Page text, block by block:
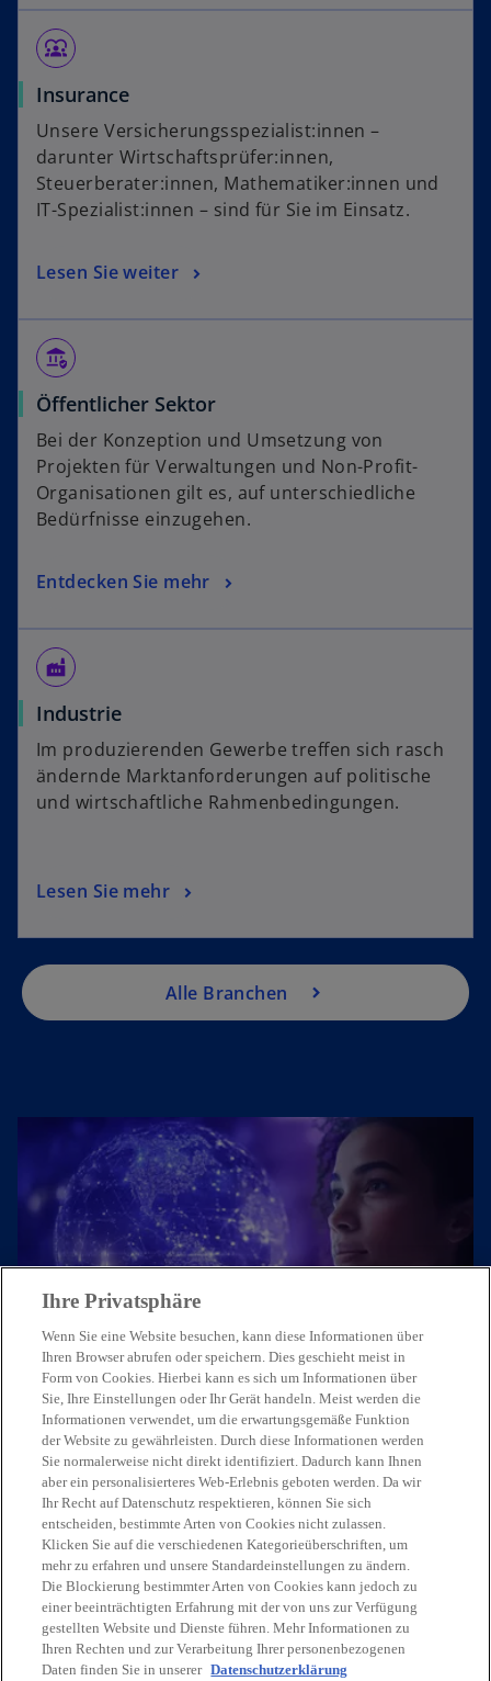
e
diversity_1
Insurance
Unsere Versicherungsspezialist:innen –
darunter Wirtschaftsprüfer:innen,
Steuerberater:innen, Mathematiker:innen und
IT-Spezialist:innen – sind für Sie im Einsatz.
Lesen Sie weiter
assured_workload
Öffentlicher Sektor
Bei der Konzeption und Umsetzung von
Projekten für Verwaltungen und Non-Profit-
Organisationen gilt es, auf unterschiedliche
Bedürfnisse einzugehen.
Entdecken Sie mehr
factory
Industrie
Im produzierenden Gewerbe treffen sich rasch
ändernde Marktanforderungen auf politische
und wirtschaftliche Rahmenbedingungen.
Lesen Sie mehr
Alle Branchen
Treten Sie mit uns in Kontakt
Unsere Expert:innen freuen sich,
von Ihnen zu hören.
Kontaktieren Sie uns
Kontakt
Ihre Privatsphäre
Wenn Sie eine Website besuchen, kann diese Informationen über
Ihren Browser abrufen oder speichern. Dies geschieht meist in
Form von Cookies. Hierbei kann es sich um Informationen über
Sie, Ihre Einstellungen oder Ihr Gerät handeln. Meist werden die
Informationen verwendet, um die erwartungsgemäße Funktion
der Website zu gewährleisten. Durch diese Informationen werden
Sie normalerweise nicht direkt identifiziert. Dadurch kann Ihnen
aber ein personalisierteres Web-Erlebnis geboten werden. Da wir
Ihr Recht auf Datenschutz respektieren, können Sie sich
entscheiden, bestimmte Arten von Cookies nicht zulassen.
Klicken Sie auf die verschiedenen Kategorieüberschriften, um
mehr zu erfahren und unsere Standardeinstellungen zu ändern.
Die Blockierung bestimmter Arten von Cookies kann jedoch zu
einer beeinträchtigten Erfahrung mit der von uns zur Verfügung
gestellten Website und Dienste führen. Mehr Informationen zu
Ihren Rechten und zur Verarbeitung Ihrer personenbezogenen
Daten finden Sie in unserer Datenschutzerklärung